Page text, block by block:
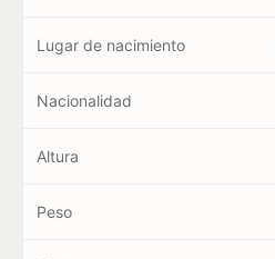
Lugar de nacimiento
Nacionalidad
Altura
Peso